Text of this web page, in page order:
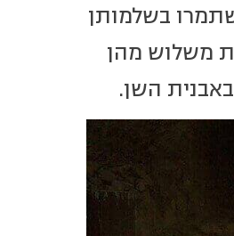
בנות 400 אלף שנה, שהשתמרו בשלמותן
משלוש מהן
השן.